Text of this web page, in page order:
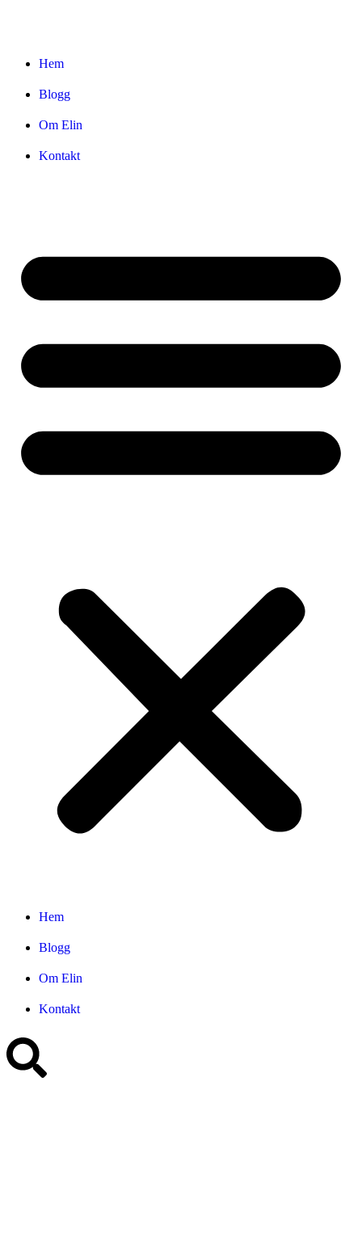
Hem
Blogg
Om Elin
Kontakt
Hem
Blogg
Om Elin
Kontakt